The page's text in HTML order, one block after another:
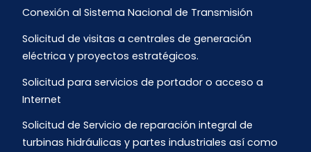
Conexión al Sistema Nacional de Transmisión
Solicitud de visitas a centrales de generación
eléctrica y proyectos estratégicos.
Solicitud para servicios de portador o acceso a
Internet
Solicitud de Servicio de reparación integral de
turbinas hidráulicas y partes industriales así como